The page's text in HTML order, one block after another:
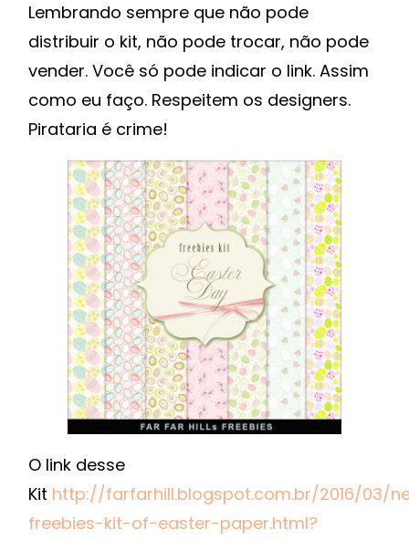
Lembrando sempre que não pode
distribuir o kit, não pode trocar, não pode
vender. Você só pode indicar o link. Assim
como eu faço. Respeitem os designers.
Pirataria é crime!
O link desse
Kit http://farfarhill.blogspot.com.br/2016/03/
freebies-kit-of-easter-paper.html?